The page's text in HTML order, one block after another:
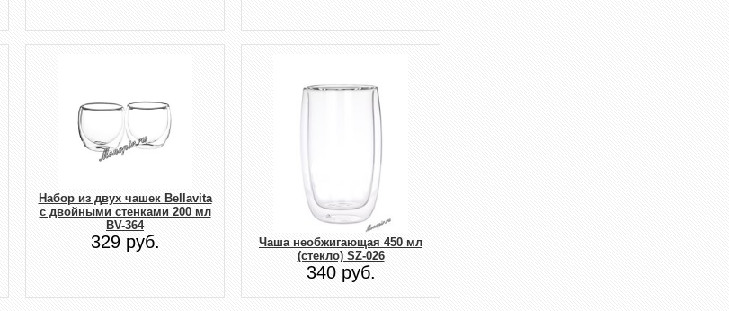
Набор из двух чашек Bellavita
с двойными стенками 200 мл
BV-364
329 руб.
Чаша необжигающая 450 мл
(стекло) SZ-026
340 руб.